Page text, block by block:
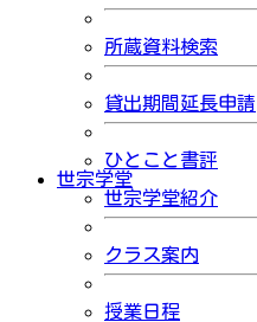
所蔵資料検索
貸出期間延長申請
ひとこと書評
世宗学堂
世宗学堂紹介
クラス案内
授業日程